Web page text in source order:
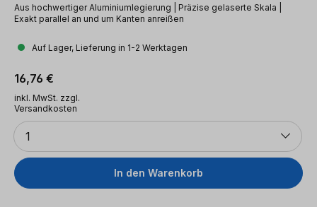
Aus hochwertiger Aluminiumlegierung | Präzise gelaserte Skala |
Exakt parallel an und um Kanten anreißen
Auf Lager, Lieferung in 1-2 Werktagen
Regulärer Preis:
16,76 €
inkl. MwSt. zzgl.
Versandkosten
Anzahl
1
In den Warenkorb